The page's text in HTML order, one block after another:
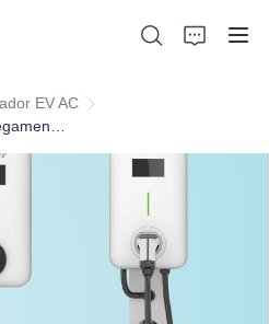
EV AC Carregador EV AC